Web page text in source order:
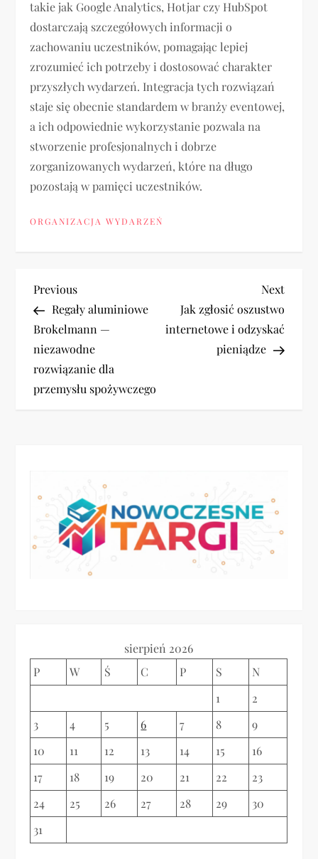
takie jak Google Analytics, Hotjar czy HubSpot
dostarczają szczegółowych informacji o
zachowaniu uczestników, pomagając lepiej
zrozumieć ich potrzeby i dostosować charakter
przyszłych wydarzeń. Integracja tych rozwiązań
staje się obecnie standardem w branży eventowej,
a ich odpowiednie wykorzystanie pozwala na
stworzenie profesjonalnych i dobrze
zorganizowanych wydarzeń, które na długo
pozostają w pamięci uczestników.
ORGANIZACJA WYDARZEŃ
N
a
w
i
c
j
i
s
u
Previous
Post
Previous
Regały aluminiowe
Brokelmann —
niezawodne
rozwiązanie dla
przemysłu spożywczego
Next
Post
Next
Jak zgłosić oszustwo
internetowe i odzyskać
pieniądze
sierpień 2026
P
W Ś C P S
N
1
2
3
4 5 6 7 8
9
10
11 12 13 14 15
16
17
18 19 20 21 22
23
24
25 26 27 28 29
30
31